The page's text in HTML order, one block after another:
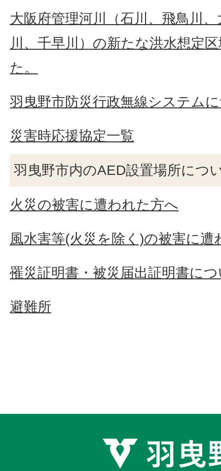
大阪府管理河川（石川、飛鳥川
川、千早川）の新たな洪水想定
た。
羽曳野市防災行政無線システム
災害時応援協定一覧
羽曳野市内のAED設置場所につ
火災の被害に遭われた方へ
風水害等(火災を除く)の被害に遭
罹災証明書・被災届出証明書に
避難所